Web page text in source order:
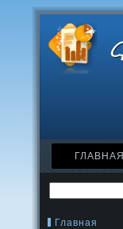
ГЛАВНАЯ
Главная